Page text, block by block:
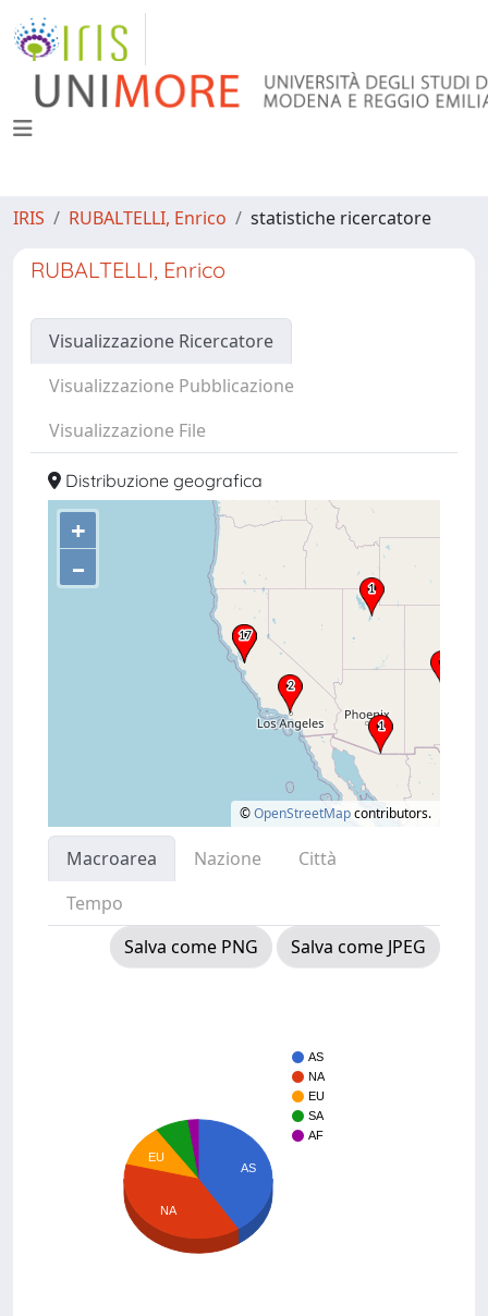
IRIS RUBALTELLI, Enrico statistiche ricercatore
RUBALTELLI, Enrico
Visualizzazione Ricercatore
Visualizzazione Pubblicazione
Visualizzazione File
Distribuzione geografica
+
–
©OpenStreetMapcontributors.
Macroarea Nazione
Città
Tempo
Salva come PNG
Salva come JPEG
AS
NA
EU
SA
AF
AS
EU
NA